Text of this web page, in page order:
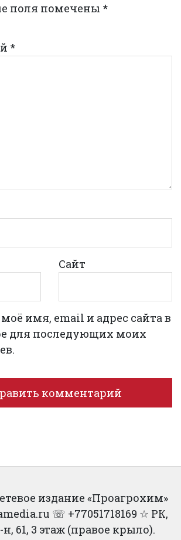
поля помечены *
*
Сайт
имя, email и адрес сайта в
для последующих моих
издание «Проагрохим»
☏ +77051718169 ☆ РК,
61, 3 этаж (правое крыло).